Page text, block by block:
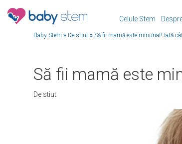
Celule Stem
Baby Stem » De stiut » Să fii mamă este minunat! Iată
Să fii mamă este
De stiut